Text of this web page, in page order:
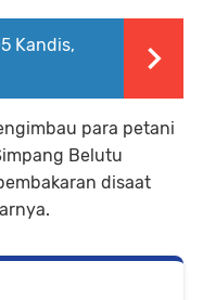
Kandis,
para petani
Belutu
disaat